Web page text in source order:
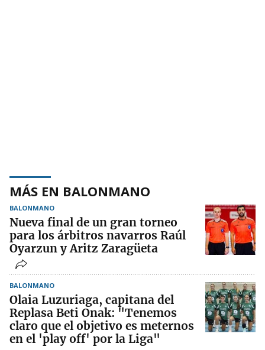
MÁS EN BALONMANO
BALONMANO
Nueva final de un gran torneo
para los árbitros navarros Raúl
Oyarzun y Aritz Zaragüeta
BALONMANO
Olaia Luzuriaga, capitana del
Replasa Beti Onak: "Tenemos
claro que el objetivo es meternos
en el 'play off' por la Liga"